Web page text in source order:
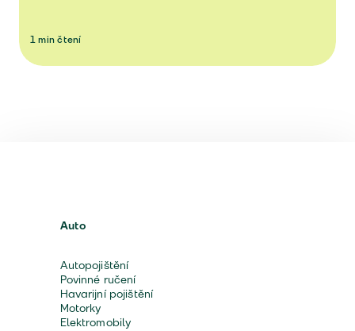
1minčtení
Auto
Autopojištění
Povinné ručení
Havarijní pojištění
Motorky
Elektromobily